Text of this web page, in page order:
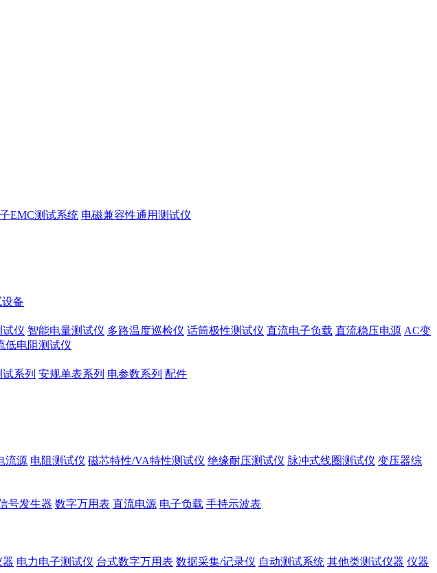
EMC测试系统 电磁兼容性通用测试仪
备
试仪 智能电量测试仪 多路温度巡检仪 话筒极性测试仪 直流电子负载 直流稳压电源 AC变
低电阻测试仪
系列 安规单表系列 电参数系列 配件
流源 电阻测试仪 磁芯特性/VA特性测试仪 绝缘耐压测试仪 脉冲式线圈测试仪 变压器综
号发生器 数字万用表 直流电源 电子负载 手持示波表
器 电力电子测试仪 台式数字万用表 数据采集/记录仪 自动测试系统 其他类测试仪器 仪器